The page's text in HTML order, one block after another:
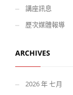
講座訊息
歷次媒體報導
ARCHIVES
2026 年 七月